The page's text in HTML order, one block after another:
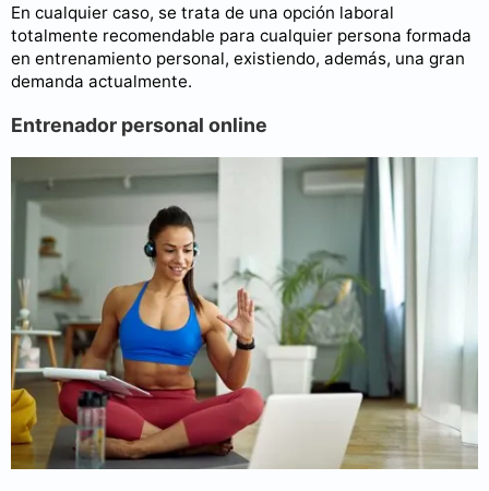
En cualquier caso, se trata de una opción laboral
totalmente recomendable para cualquier persona formada
en entrenamiento personal, existiendo, además, una gran
demanda actualmente.
Entrenador personal online